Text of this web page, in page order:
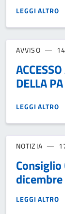
LEGGI ALTRO
AVVISO
DELLA PA
LEGGI ALTRO
ACCESSO AI
NOTIZIA
Consiglio
LEGGI ALTRO
CONSIGLIO